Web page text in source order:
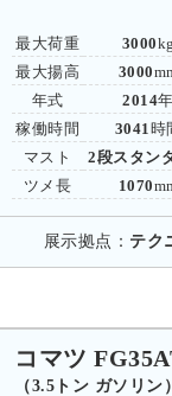
最大荷重
最大揚高
年式
稼働時間
マスト
ツメ長
3000kg
3000
2014年
3041 時
2段スタン
1070
展示拠点： テク
コマツ
（3.5トン ガソリン）